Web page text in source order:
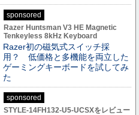
sponsored
Razer Huntsman V3 HE Magnetic
Tenkeyless 8kHz Keyboard
Razer初の磁気式スイッチ採
用？ 低価格と多機能を両立した
ゲーミングキーボードを試してみ
た
sponsored
STYLE-14FH132-U5-UCSXをレビュー